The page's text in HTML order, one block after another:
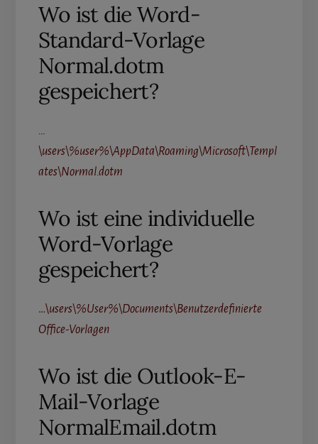
Wo ist die Word-
Standard-Vorlage
Normal.dotm
gespeichert?
…
\users\%user%\AppData\Roaming\Microsoft\Templ
ates\Normal.dotm
Wo ist eine individuelle
Word-Vorlage
gespeichert?
…\users\%User%\Documents\Benutzerdefinierte
Office-Vorlagen
Wo ist die Outlook-E-
Mail-Vorlage
NormalEmail.dotm